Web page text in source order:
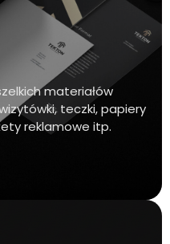
materiałów
teczki, papiery
reklamowe itp.